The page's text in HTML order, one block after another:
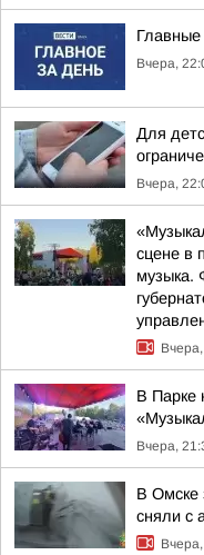
Главные
Вчера,
Для
Вчера,
сцене в
музыка.
В Парке
Вчера,
В Омске
сняли с